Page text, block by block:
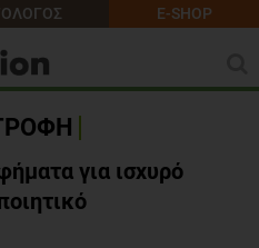
E-SHOP
για ισχυρό